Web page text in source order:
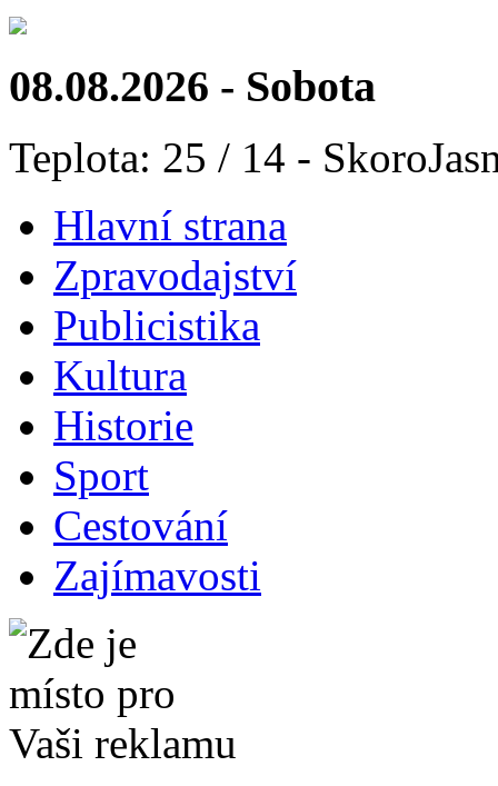
08.08.2026 - Sobota
Teplota: 25 / 14 -
Hlavní strana
Zpravodajství
Publicistika
Kultura
Historie
Sport
Cestování
Zajímavosti